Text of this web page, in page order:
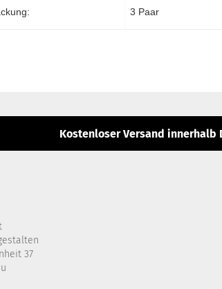
3 Paar
Kostenloser Versand innerhalb
37